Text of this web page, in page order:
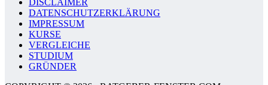
DATENSCHUTZERKLÄRUNG
IMPRESSUM
KURSE
VERGLEICHE
STUDIUM
GRÜNDER